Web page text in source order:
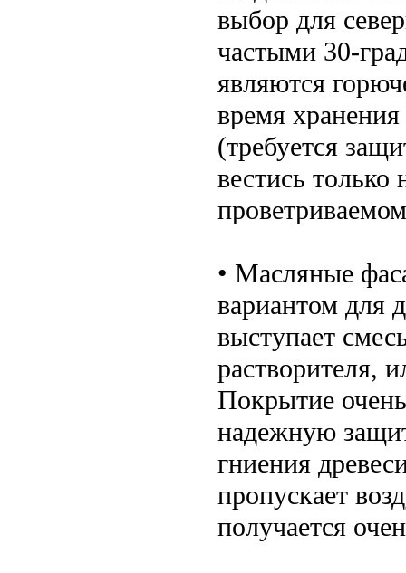
выбор для
частыми 30-
являются
время
(требуется
вестись
• Масляные
вариантом для
выступает
растворителя,
Покрытие
надежную
гниения
пропускает
получается